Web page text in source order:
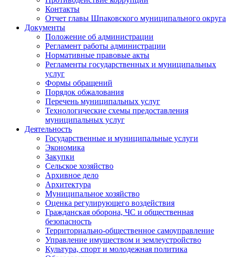
Контакты
Отчет главы Шпаковского муниципального округа
Документы
Положение об администрации
Регламент работы администрации
Нормативные правовые акты
Регламенты государственных и муниципальных
услуг
Формы обращений
Порядок обжалования
Перечень муниципальных услуг
Технологические схемы предоставления
муниципальных услуг
Деятельность
Государственные и муниципальные услуги
Экономика
Закупки
Сельское хозяйство
Архивное дело
Архитектура
Муниципальное хозяйство
Оценка регулирующего воздействия
Гражданская оборона, ЧС и общественная
безопасность
Территориально-общественное самоуправление
Управление имуществом и землеустройство
Культура, спорт и молодежная политика